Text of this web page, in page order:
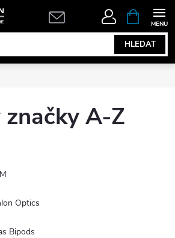
HLEDAT
NÁKUPNÍ
KOŠÍK
značky A-Z
Optics
Bipods